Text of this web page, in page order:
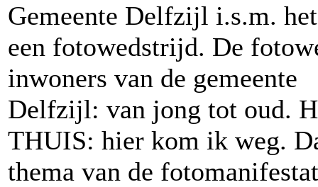
Gemeente Delfzijl i.s.m.
een fotowedstrijd. De
inwoners van de gemeente
Delfzijl: van jong tot oud.
THUIS: hier kom ik weg.
thema van de